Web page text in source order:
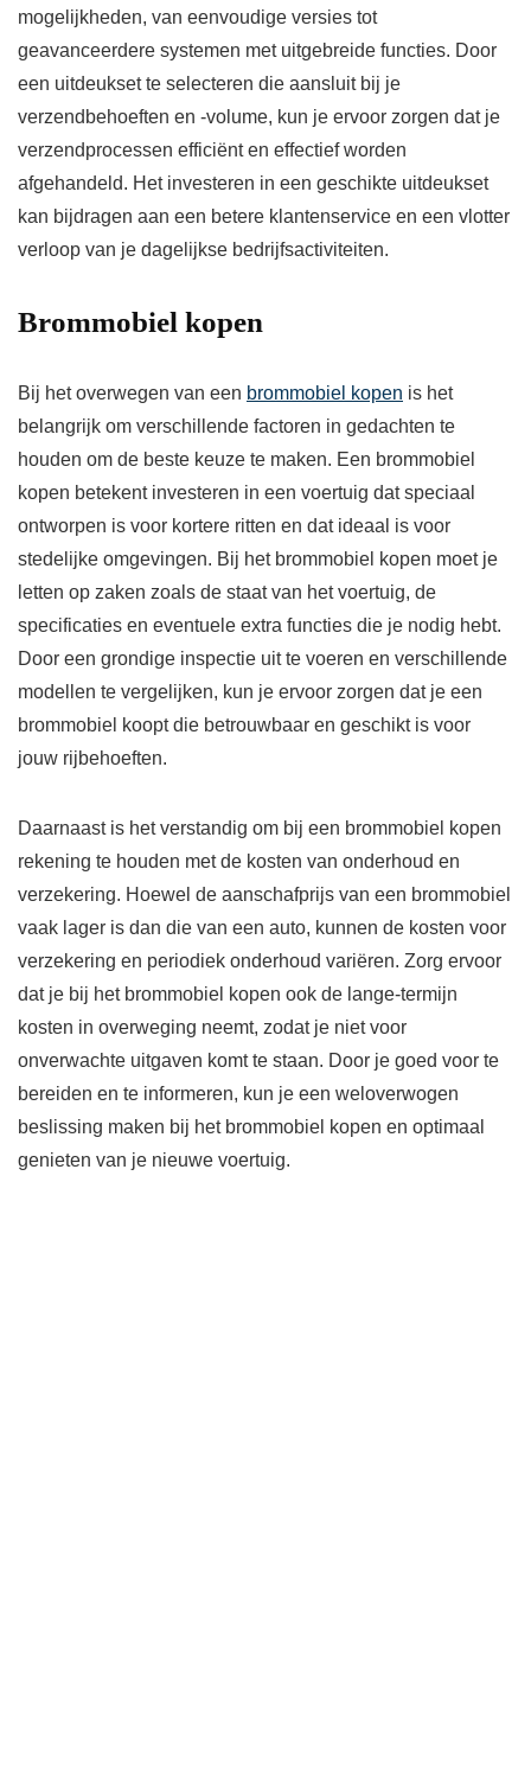
mogelijkheden, van eenvoudige versies tot
geavanceerdere systemen met uitgebreide functies. Door
een uitdeukset te selecteren die aansluit bij je
verzendbehoeften en -volume, kun je ervoor zorgen dat je
verzendprocessen efficiënt en effectief worden
afgehandeld. Het investeren in een geschikte uitdeukset
kan bijdragen aan een betere klantenservice en een vlotter
verloop van je dagelijkse bedrijfsactiviteiten.
Brommobiel kopen
Bij het overwegen van een brommobiel kopen is het
belangrijk om verschillende factoren in gedachten te
houden om de beste keuze te maken. Een brommobiel
kopen betekent investeren in een voertuig dat speciaal
ontworpen is voor kortere ritten en dat ideaal is voor
stedelijke omgevingen. Bij het brommobiel kopen moet je
letten op zaken zoals de staat van het voertuig, de
specificaties en eventuele extra functies die je nodig hebt.
Door een grondige inspectie uit te voeren en verschillende
modellen te vergelijken, kun je ervoor zorgen dat je een
brommobiel koopt die betrouwbaar en geschikt is voor
jouw rijbehoeften.
Daarnaast is het verstandig om bij een brommobiel kopen
rekening te houden met de kosten van onderhoud en
verzekering. Hoewel de aanschafprijs van een brommobiel
vaak lager is dan die van een auto, kunnen de kosten voor
verzekering en periodiek onderhoud variëren. Zorg ervoor
dat je bij het brommobiel kopen ook de lange-termijn
kosten in overweging neemt, zodat je niet voor
onverwachte uitgaven komt te staan. Door je goed voor te
bereiden en te informeren, kun je een weloverwogen
beslissing maken bij het brommobiel kopen en optimaal
genieten van je nieuwe voertuig.